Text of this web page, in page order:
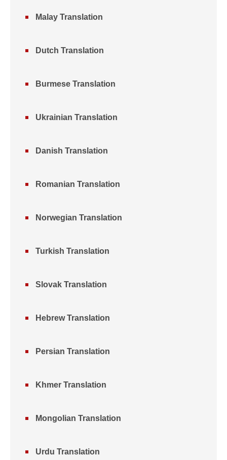
Malay Translation
Dutch Translation
Burmese Translation
Ukrainian Translation
Danish Translation
Romanian Translation
Norwegian Translation
Turkish Translation
Slovak Translation
Hebrew Translation
Persian Translation
Khmer Translation
Mongolian Translation
Urdu Translation